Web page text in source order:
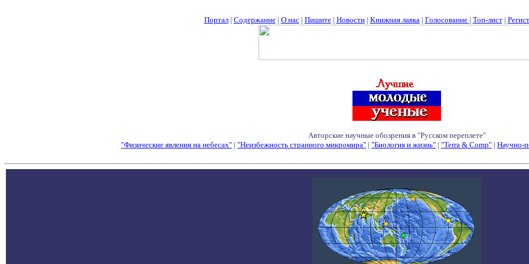
Портал| Содержание| О нас| Пишите| Новости| Книжная лавка| Голосование | Топ-лист|
Авторские научные обозрения в "Русском переплете"
"Физические явления на небесах" | "Неизбежность странного микромира" | "Биология и жизнь" | "Terra & Comp" | Научно-